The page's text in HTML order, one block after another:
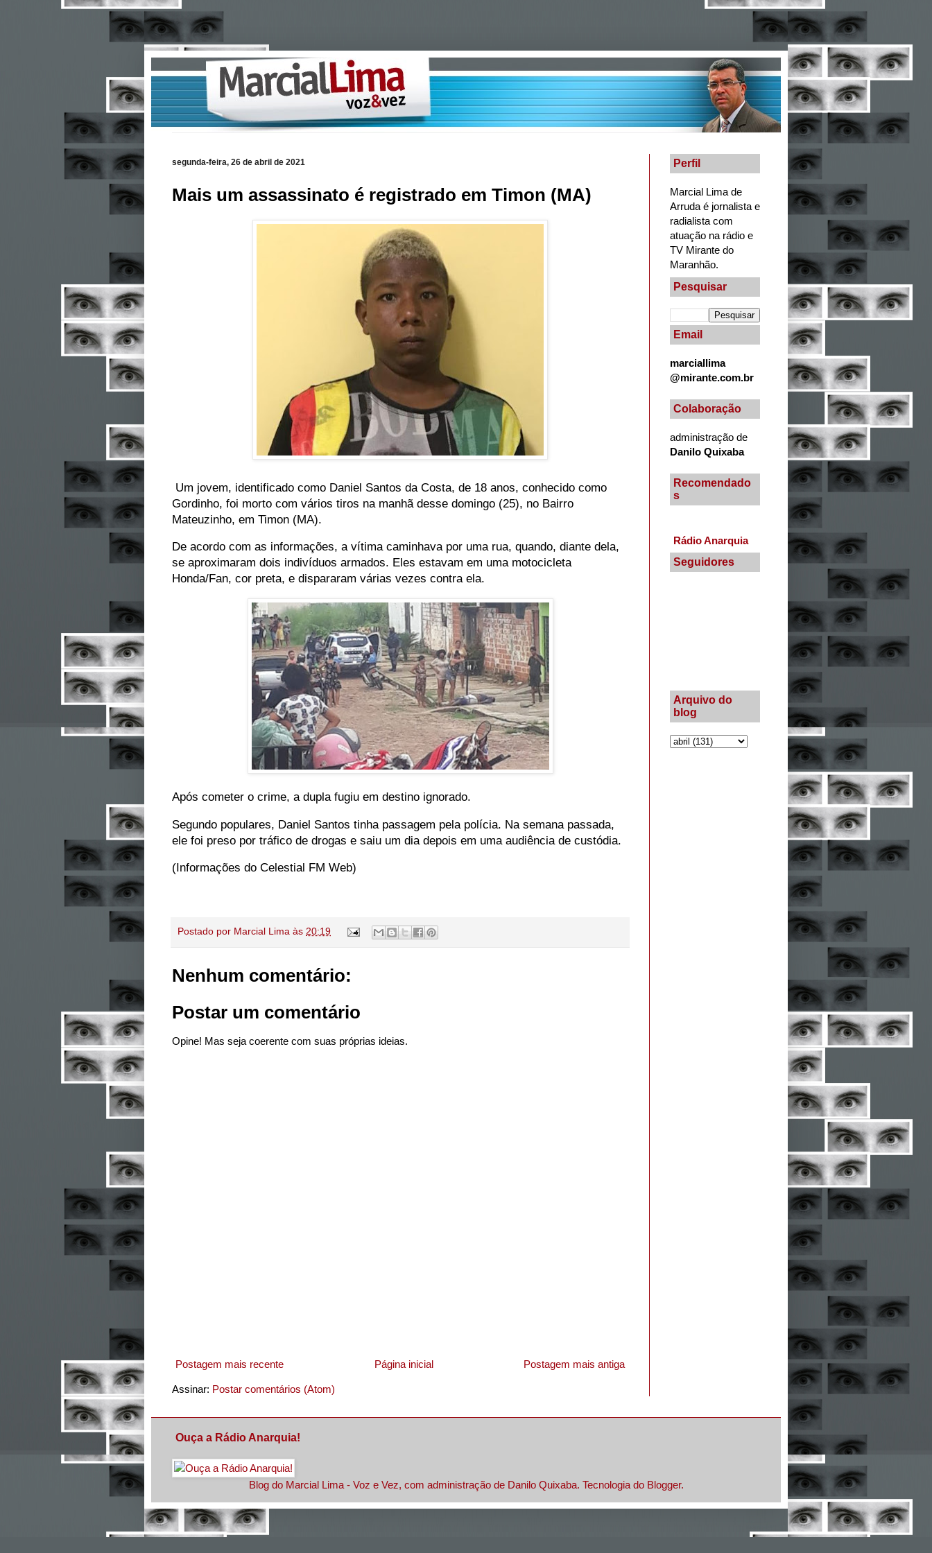
segunda-feira, 26 de abril de 2021
Mais um assassinato é registrado em Timon (MA)
Um jovem, identificado como Daniel Santos da Costa, de 18 anos, conhecido como
Gordinho, foi morto com vários tiros na manhã desse domingo (25), no Bairro
Mateuzinho, em Timon (MA).
De acordo com as informações, a vítima caminhava por uma rua, quando, diante dela,
se aproximaram dois indivíduos armados. Eles estavam em uma motocicleta
Honda/Fan, cor preta, e dispararam várias vezes contra ela.
Após cometer o crime, a dupla fugiu em destino ignorado.
Segundo populares, Daniel Santos tinha passagem pela polícia. Na semana passada,
ele foi preso por tráfico de drogas e saiu um dia depois em uma audiência de custódia.
(Informações do Celestial FM Web)
Postado por Marcial Lima às 20:19
Nenhum comentário:
Postar um comentário
Opine! Mas seja coerente com suas próprias ideias.
Postagem mais recente Postagem mais antiga
Página inicial
Assinar: Postar comentários (Atom)
Perfil
Marcial Lima de
Arruda é jornalista e
radialista com
atuação na rádio e
TV Mirante do
Maranhão.
Pesquisar
Email
marciallima
@mirante.com.br
Colaboração
administração de
Danilo Quixaba
Recomendado
s
Rádio Anarquia
Seguidores
Arquivo do
blog
Ouça a Rádio Anarquia!
Blog do Marcial Lima - Voz e Vez, com administração de Danilo Quixaba. Tecnologia do Blogger.